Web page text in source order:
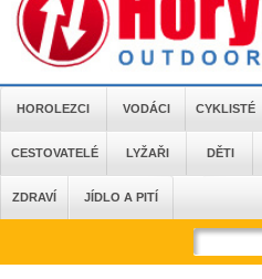
HOROLEZCI VODÁCI CYKLISTÉ
CESTOVATELÉ LYŽAŘI DĚTI
ZDRAVÍ JÍDLO A PITÍ